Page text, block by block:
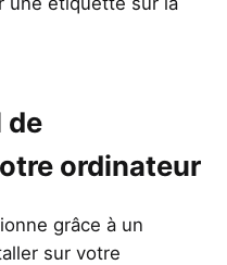
de
ordinateur
grâce à un
sur votre